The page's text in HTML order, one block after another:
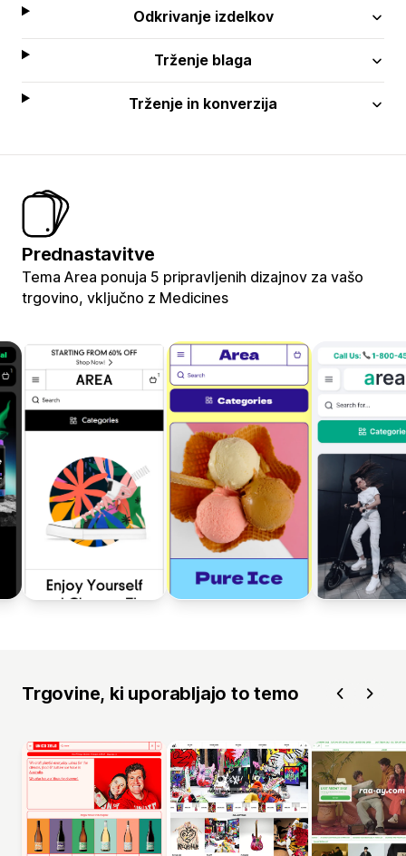
Odkrivanje izdelkov
Trženje blaga
Trženje in konverzija
Prednastavitve
Tema Area ponuja 5 pripravljenih dizajnov za vašo
trgovino, vključno z Medicines
Trgovine, ki uporabljajo to temo